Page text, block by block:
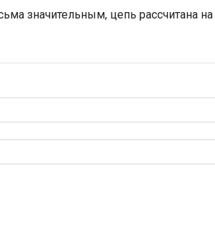
значительным, цепь рассчитана